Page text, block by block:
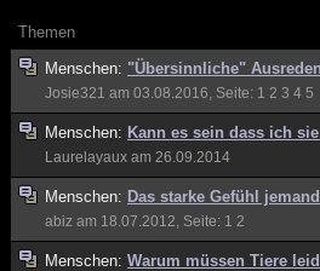
Themen
Menschen: "Übersinnliche"
Josie321 am 03.08.2016, Seite: 1 2 3 4 5
Menschen: Kann es sein dass ich
Laurelayaux am 26.09.2014
Menschen: Das starke Gefühl
abiz am 18.07.2012, Seite: 1 2
Menschen: Warum müssen Tiere